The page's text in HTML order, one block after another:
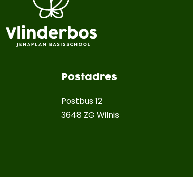
Postadres
Postbus 12
3648 ZG Wilnis